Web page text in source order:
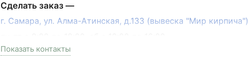
Сделать заказ —
г. Самара, ул. Алма-Атинская, д.133 (вывеска "Мир кирпича")
+7 (846) 215-17-17
Показать контакты